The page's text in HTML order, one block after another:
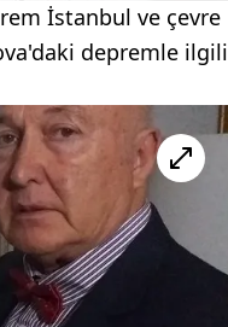
İstanbul ve çevre
depremle ilgili